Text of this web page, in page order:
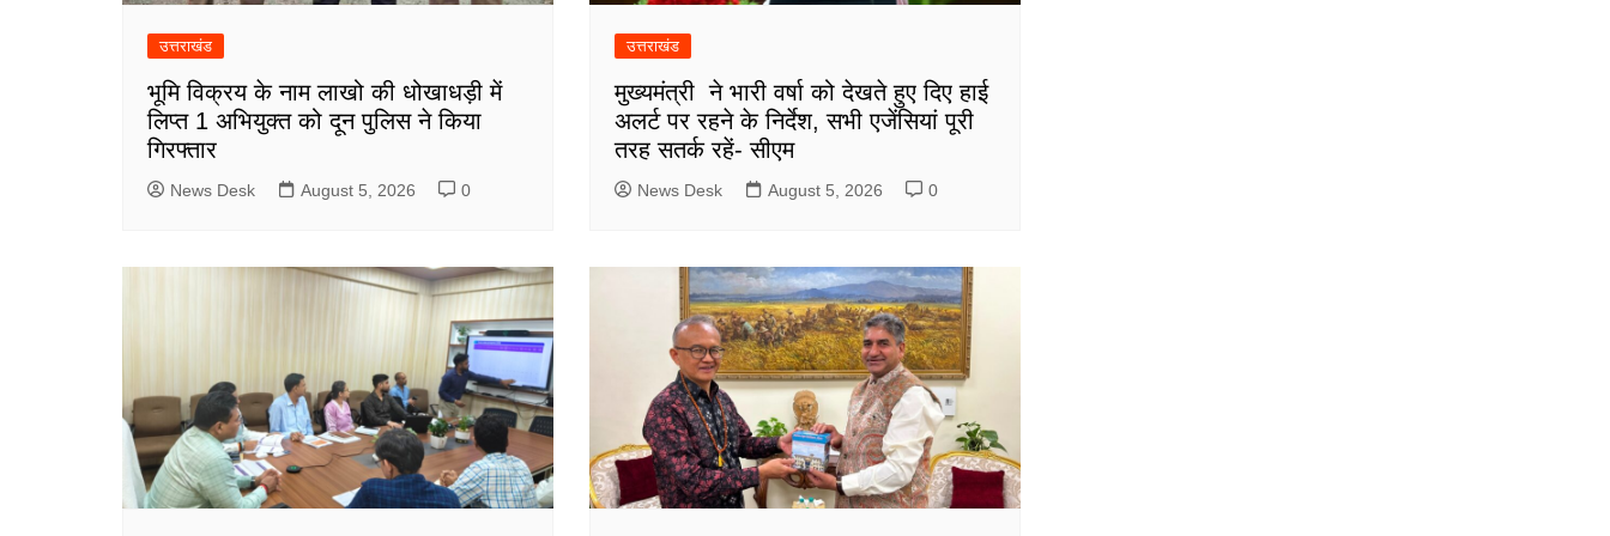
उत्तराखंड
भूमि विक्रय के नाम लाखो की धोखाधड़ी में
लिप्त 1 अभियुक्त को दून पुलिस ने किया
गिरफ्तार
News Desk August 5, 2026 0
उत्तराखंड
मुख्यमंत्री ने भारी वर्षा को देखते हुए दिए हाई
अलर्ट पर रहने के निर्देश, सभी एजेंसियां पूरी
तरह सतर्क रहें- सीएम
News Desk August 5, 2026 0